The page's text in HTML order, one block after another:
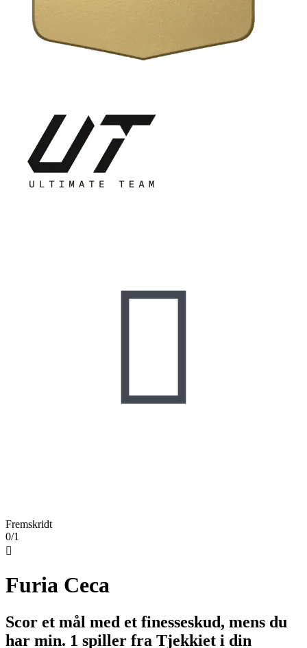

Fremskridt
0/1

Furia Ceca
Scor et mål med et finesseskud, mens du
har min. 1 spiller fra Tjekkiet i din